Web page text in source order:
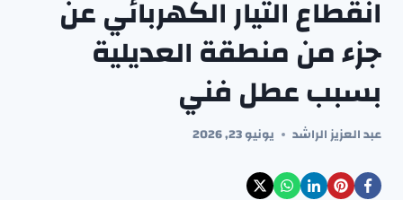
انقطاع التيار الكهربائي عن
جزء من منطقة العديلية
بسبب عطل فني
عبد العزيز الراشد يونيو 23, 2026